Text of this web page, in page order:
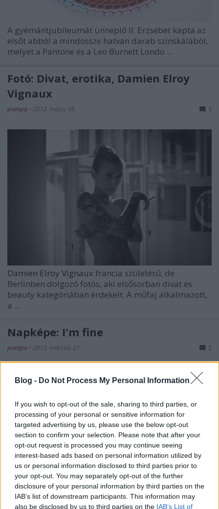
Blog - Do Not Process My Personal Information
If you wish to opt-out of the sale, sharing to third parties, or
processing of your personal or sensitive information for
targeted advertising by us, please use the below opt-out
section to confirm your selection. Please note that after your
opt-out request is processed you may continue seeing
interest-based ads based on personal information utilized by
us or personal information disclosed to third parties prior to
your opt-out. You may separately opt-out of the further
disclosure of your personal information by third parties on the
IAB’s list of downstream participants. This information may
also be disclosed by us to third parties on the IAB’s List of
A gyémántjubileumát ünneplő II. Erzsébet kapta az
elsőt abból a mindössze hatvan darab színskálából,
melyet a Pantone és a Leo Burnett Londo ...
Fotó: Divat, erotika, Damien Elroy
Vignaux
pumpa • 2012. május 08. 1
Damien Elroy Vignaux francia születésű, de
Berlinben dolgozó fotós, aki elsősorban divat és
beauty kategóriában érdekelt. A műfaj alkalmazott,
a ...
Napképe: I'm fine
pumpa • 2012. március 21. 2